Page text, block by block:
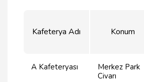
Kafeterya Adı Konum
A Kafeteryası
Merkez Park
Civarı